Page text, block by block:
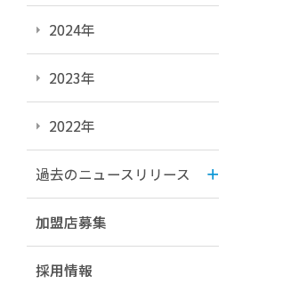
2024年
2023年
2022年
過去のニュースリリース
加盟店募集
採用情報